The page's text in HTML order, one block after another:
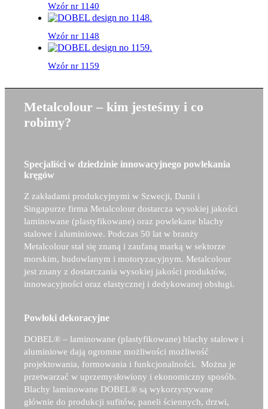
Wzór nr 1140
Wzór nr 1148
Wzór nr 1159
Metalcolour – kim jesteśmy i co
robimy?
Specjaliści w dziedzinie innowacyjnego powlekania
kręgów
Z zakładami produkcyjnymi w Szwecji, Danii i
Singapurze firma Metalcolour dostarcza wysokiej jakości
laminowane (plastyfikowane) oraz powlekane blachy
stalowe i aluminiowe. Podczas 50 lat w branży
Metalcolour stał się znaną i zaufaną marką w sektorze
morskim, budowlanym i motoryzacyjnym. Metalcolour
jest znany z dostarczania wysokiej jakości produktów,
innowacyjności oraz elastycznej i dedykowanej obsługi.
Powłoki dekoracyjne
DOBEL®– laminowane (plastyfikowane) blachy stalowe i
aluminiowe dają ogromne możliwości możliwość
projektowania, formowania i funkcjonalności. Można je
przetwarzać w uprzemysłowiony i ekonomiczny sposób.
Blachy laminowane DOBEL®są wykorzystywane
głównie do produkcji sufitów, paneli ściennych, drzwi,